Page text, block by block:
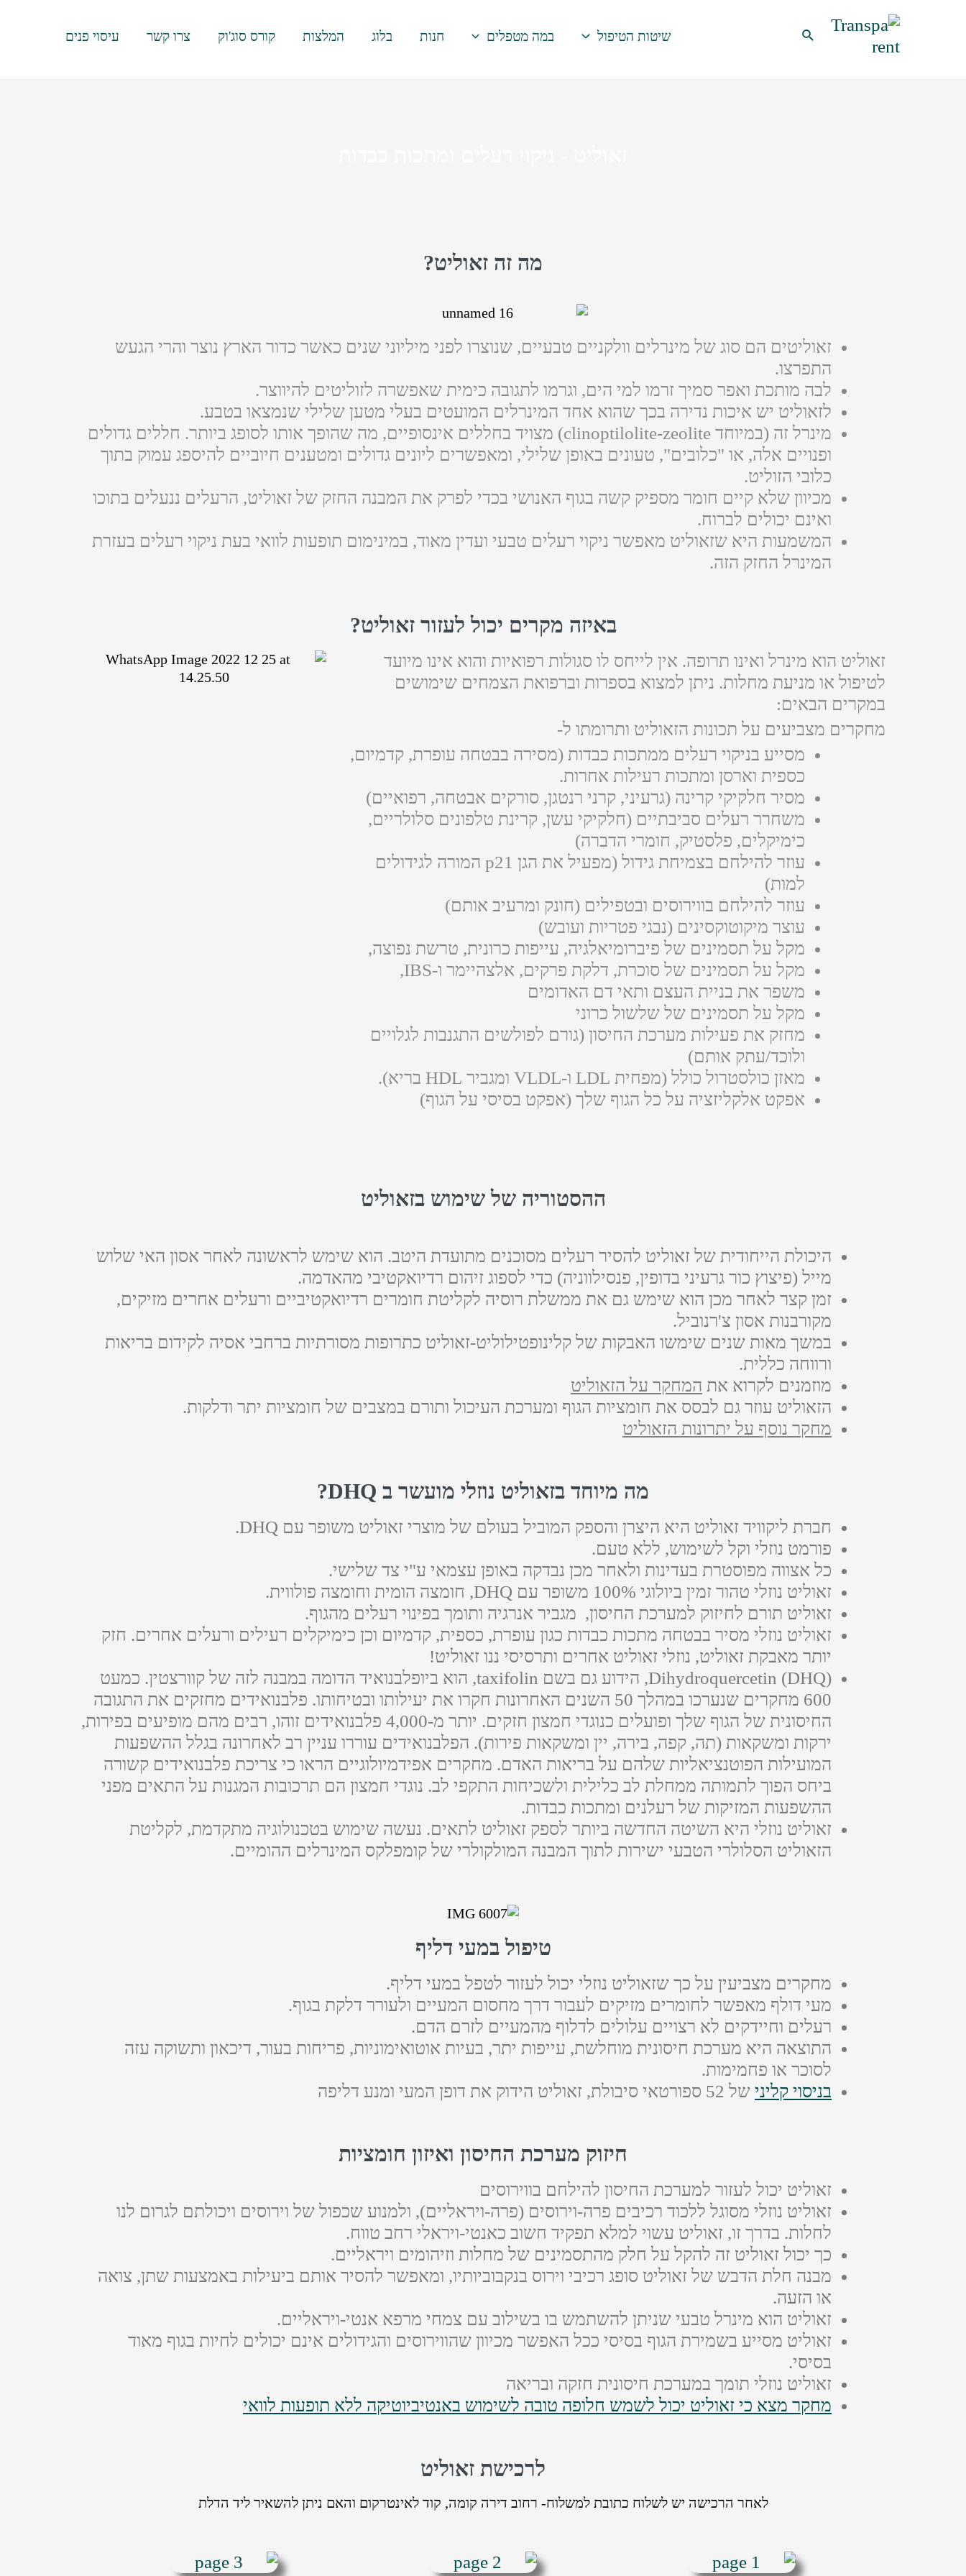
חיפוש שיטות הטיפול במה מטפלים חנות בלוג המלצות קורס סוג'וק צרו קשר עיסוי פנים
מה זה זאוליט?
זאוליטים הם סוג של מינרלים וולקניים טבעיים, שנוצרו לפני מיליוני שנים כאשר כדור הארץ נוצר והרי הגעש
התפרצו.
לבה מותכת ואפר סמיך זרמו למי הים, וגרמו לתגובה כימית שאפשרה לזוליטים להיווצר.
לזאוליט יש איכות נדירה בכך שהוא אחד המינרלים המועטים בעלי מטען שלילי שנמצאו בטבע.
מינרל זה (במיוחד clinoptilolite-zeolite) מצויד בחללים אינסופיים, מה שהופך אותו לסופג ביותר. חללים גדולים
ופנויים אלה, או "כלובים", טעונים באופן שלילי, ומאפשרים ליונים גדולים ומטענים חיוביים להיספג עמוק בתוך
כלובי הזוליט.
מכיוון שלא קיים חומר מספיק קשה בגוף האנושי בכדי לפרק את המבנה החזק של זאוליט, הרעלים ננעלים בתוכו
ואינם יכולים לברוח.
המשמעות היא שזאוליט מאפשר ניקוי רעלים טבעי ועדין מאוד, במינימום תופעות לוואי בעת ניקוי רעלים בעזרת
המינרל החזק הזה.
באיזה מקרים יכול לעזור זאוליט?
זאוליט הוא מינרל ואינו תרופה. אין לייחס לו סגולות רפואיות והוא אינו מיועד
לטיפול או מניעת מחלות. ניתן למצוא בספרות וברפואת הצמחים שימושים
במקרים הבאים:
מחקרים מצביעים על תכונות הזאוליט ותרומתו ל-
מסייע בניקוי רעלים ממתכות כבדות (מסירה בבטחה עופרת, קדמיום,
כספית וארסן ומתכות רעילות אחרות.
מסיר חלקיקי קרינה (גרעיני, קרני רנטגן, סורקים אבטחה, רפואיים)
משחרר רעלים סביבתיים (חלקיקי עשן, קרינת טלפונים סלולריים,
כימיקלים, פלסטיק, חומרי הדברה)
עוזר להילחם בצמיחת גידול (מפעיל את הגן p21 המורה לגידולים
למות)
עוזר להילחם בווירוסים ובטפילים (חונק ומרעיב אותם)
עוצר מיקוטוקסינים (נבגי פטריות ועובש)
מקל על תסמינים של פיברומיאלגיה, עייפות כרונית, טרשת נפוצה,
מקל על תסמינים של סוכרת, דלקת פרקים, אלצהיימר ו-IBS,
משפר את בניית העצם ותאי דם האדומים
מקל על תסמינים של שלשול כרוני
מחזק את פעילות מערכת החיסון (גורם לפולשים התגנבות לגלויים
ולוכד/עתק אותם)
מאזן כולסטרול כולל (מפחית LDL ו-VLDL ומגביר HDL בריא).
אפקט אלקליזציה על כל הגוף שלך (אפקט בסיסי על הגוף)
ההסטוריה של שימוש בזאוליט
היכולת הייחודית של זאוליט להסיר רעלים מסוכנים מתועדת היטב. הוא שימש לראשונה לאחר אסון האי שלוש
מייל (פיצוץ כור גרעיני בדופין, פנסילווניה) כדי לספוג זיהום רדיואקטיבי מהאדמה.
זמן קצר לאחר מכן הוא שימש גם את ממשלת רוסיה לקליטת חומרים רדיואקטיביים ורעלים אחרים מזיקים,
מקורבנות אסון צ'רנוביל.
במשך מאות שנים שימשו האבקות של קלינופטילוליט-זאוליט כתרופות מסורתיות ברחבי אסיה לקידום בריאות
ורווחה כללית.
מוזמנים לקרוא את המחקר על הזאוליט
הזאוליט עוזר גם לבסס את חומציות הגוף ומערכת העיכול ותורם במצבים של חומציות יתר ודלקות.
מחקר נוסף על יתרונות הזאוליט
מה מיוחד בזאוליט נוזלי מועשר ב DHQ?
חברת ליקוויד זאוליט היא היצרן והספק המוביל בעולם של מוצרי זאוליט משופר עם DHQ.
פורמט נוזלי וקל לשימוש, ללא טעם.
כל אצווה מפוסטרת בעדינות ולאחר מכן נבדקה באופן עצמאי ע"י צד שלישי.
זאוליט נוזלי טהור זמין ביולוגי 100% משופר עם DHQ, חומצה הומית וחומצה פולווית.
זאוליט תורם לחיזוק למערכת החיסון, מגביר אנרגיה ותומך בפינוי רעלים מהגוף.
זאוליט נוזלי מסיר בבטחה מתכות כבדות כגון עופרת, כספית, קדמיום וכן כימיקלים רעילים ורעלים אחרים. חזק
יותר מאבקת זאוליט, נוזלי זאוליט אחרים ותרסיסי ננו זאוליט!
Dihydroquercetin (DHQ), הידוע גם בשם taxifolin, הוא ביופלבנואיד הדומה במבנה לזה של קוורצטין. כמעט
600 מחקרים שנערכו במהלך 50 השנים האחרונות חקרו את יעילותו ובטיחותו. פלבנואידים מחזקים את התגובה
החיסונית של הגוף שלך ופועלים כנוגדי חמצון חזקים. יותר מ-4,000 פלבנואידים זוהו, רבים מהם מופיעים בפירות,
ירקות ומשקאות (תה, קפה, בירה, יין ומשקאות פירות). הפלבנואידים עוררו עניין רב לאחרונה בגלל ההשפעות
המועילות הפוטנציאליות שלהם על בריאות האדם. מחקרים אפידמיולוגיים הראו כי צריכת פלבנואידים קשורה
ביחס הפוך לתמותה ממחלת לב כלילית ולשכיחות התקפי לב. נוגדי חמצון הם תרכובות המגנות על התאים מפני
ההשפעות המזיקות של רעלנים ומתכות כבדות.
זאוליט נוזלי היא השיטה החדשה ביותר לספק זאוליט לתאים. נעשה שימוש בטכנולוגיה מתקדמת, לקליטת
הזאוליט הסלולרי הטבעי ישירות לתוך המבנה המולקולרי של קומפלקס המינרלים ההומיים.
טיפול במעי דליף
מחקרים מצביעין על כך שזאוליט נוזלי יכול לעזור לטפל במעי דליף.
מעי דולף מאפשר לחומרים מזיקים לעבור דרך מחסום המעיים ולעורר דלקת בגוף.
רעלים וחיידקים לא רצויים עלולים לדלוף מהמעיים לזרם הדם.
התוצאה היא מערכת חיסונית מוחלשת, עייפות יתר, בעיות אוטואימוניות, פריחות בעור, דיכאון ותשוקה עזה
לסוכר או פחמימות.
בניסוי קליני של 52 ספורטאי סיבולת, זאוליט הידוק את דופן המעי ומנע דליפה
חיזוק מערכת החיסון ואיזון חומציות
זאוליט יכול לעזור למערכת החיסון להילחם בווירוסים
זאוליט נוזלי מסוגל ללכוד רכיבים פרה-וירוסים (פרה-ויראליים), ולמנוע שכפול של וירוסים ויכולתם לגרום לנו
לחלות. בדרך זו, זאוליט עשוי למלא תפקיד חשוב כאנטי-ויראלי רחב טווח.
כך יכול זאוליט זה להקל על חלק מהתסמינים של מחלות וזיהומים ויראליים.
מבנה חלת הדבש של זאוליט סופג רכיבי וירוס בנקבוביותיו, ומאפשר להסיר אותם ביעילות באמצעות שתן, צואה
או הזעה.
זאוליט הוא מינרל טבעי שניתן להשתמש בו בשילוב עם צמחי מרפא אנטי-ויראליים.
זאוליט מסייע בשמירת הגוף בסיסי ככל האפשר מכיוון שהווירוסים והגידולים אינם יכולים לחיות בגוף מאוד
בסיסי.
זאוליט נוזלי תומך במערכת חיסונית חזקה ובריאה
מחקר מצא כי זאוליט יכול לשמש חלופה טובה לשימוש באנטיביוטיקה ללא תופעות לוואי
לרכישת זאוליט
לאחר הרכישה יש לשלוח כתובת למשלוח- רחוב דירה קומה, קוד לאינטרקום והאם ניתן להשאיר ליד הדלת